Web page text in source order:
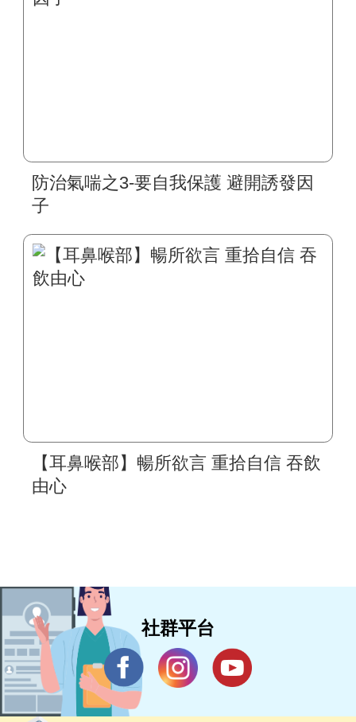
防治氣喘之3-要自我保護 避開誘發因
子
【耳鼻喉部】暢所欲言 重拾自信 吞飲
由心
社群平台